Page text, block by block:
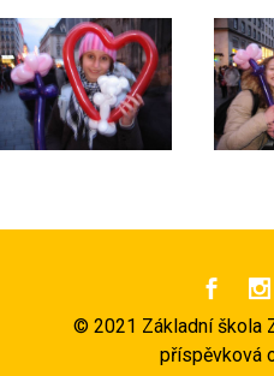
 
© 2021 Základní škola
příspěvková